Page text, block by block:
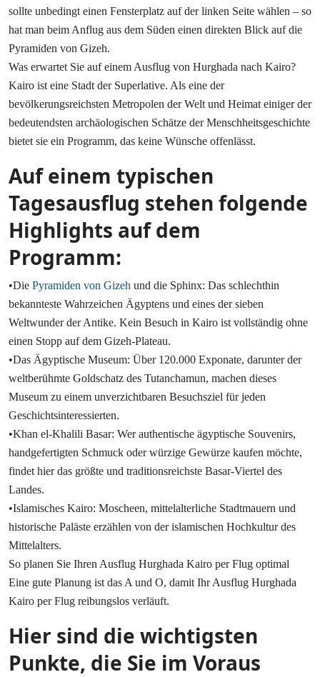
sollte unbedingt einen Fensterplatz auf der linken Seite wählen – so
hat man beim Anflug aus dem Süden einen direkten Blick auf die
Pyramiden von Gizeh.
Was erwartet Sie auf einem Ausflug von Hurghada nach Kairo?
Kairo ist eine Stadt der Superlative. Als eine der
bevölkerungsreichsten Metropolen der Welt und Heimat einiger der
bedeutendsten archäologischen Schätze der Menschheitsgeschichte
bietet sie ein Programm, das keine Wünsche offenlässt.
Auf einem typischen
Tagesausflug stehen folgende
Highlights auf dem
Programm:
•Die Pyramiden von Gizeh und die Sphinx: Das schlechthin
bekannteste Wahrzeichen Ägyptens und eines der sieben
Weltwunder der Antike. Kein Besuch in Kairo ist vollständig ohne
einen Stopp auf dem Gizeh-Plateau.
•Das Ägyptische Museum: Über 120.000 Exponate, darunter der
weltberühmte Goldschatz des Tutanchamun, machen dieses
Museum zu einem unverzichtbaren Besuchsziel für jeden
Geschichtsinteressierten.
•Khan el-Khalili Basar: Wer authentische ägyptische Souvenirs,
handgefertigten Schmuck oder würzige Gewürze kaufen möchte,
findet hier das größte und traditionsreichste Basar-Viertel des
Landes.
•Islamisches Kairo: Moscheen, mittelalterliche Stadtmauern und
historische Paläste erzählen von der islamischen Hochkultur des
Mittelalters.
So planen Sie Ihren Ausflug Hurghada Kairo per Flug optimal
Eine gute Planung ist das A und O, damit Ihr Ausflug Hurghada
Kairo per Flug reibungslos verläuft.
Hier sind die wichtigsten
Punkte, die Sie im Voraus